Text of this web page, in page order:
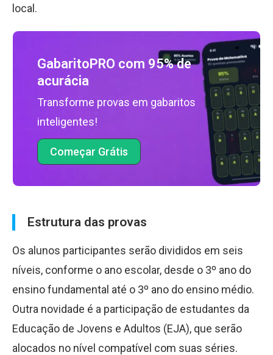
local.
GabaritoPRO com 95% de
acurácia
Transforme provas em gabaritos
inteligentes!
Começar Grátis
Estrutura das provas
Os alunos participantes serão divididos em seis
níveis, conforme o ano escolar, desde o 3º ano do
ensino fundamental até o 3º ano do ensino médio.
Outra novidade é a participação de estudantes da
Educação de Jovens e Adultos (EJA), que serão
alocados no nível compatível com suas séries.